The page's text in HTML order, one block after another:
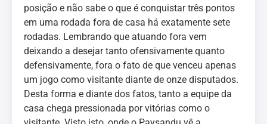
posição e não sabe o que é conquistar três pontos
em uma rodada fora de casa há exatamente sete
rodadas. Lembrando que atuando fora vem
deixando a desejar tanto ofensivamente quanto
defensivamente, fora o fato de que venceu apenas
um jogo como visitante diante de onze disputados.
Desta forma e diante dos fatos, tanto a equipe da
casa chega pressionada por vitórias como o